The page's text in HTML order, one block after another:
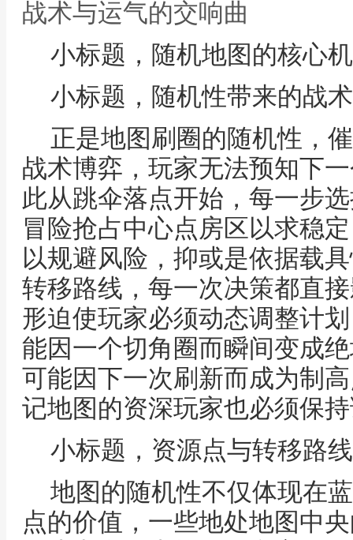
战术与运气的交响曲
小标题，随机地图的核心
小标题，随机性带来的战
正是地图刷圈的随机性，
战术博弈，玩家无法预知下
此从跳伞落点开始，每一步
冒险抢占中心点房区以求稳
以规避风险，抑或是依据载
转移路线，每一次决策都直
形迫使玩家必须动态调整计
能因一个切角圈而瞬间变成
可能因下一次刷新而成为制
记地图的资深玩家也必须保
小标题，资源点与转移路
地图的随机性不仅体现在
点的价值，一些地处地图中